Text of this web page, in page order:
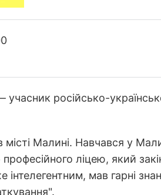
учасник російсько-
Малині. Навчався у
ліцею, який
мав гарні